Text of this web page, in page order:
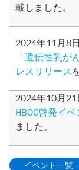
載しました。
2024年11月8日
「遺伝性乳が
レスリリース
2024年10月21
HBOC啓発イ
ました。
イベント一覧